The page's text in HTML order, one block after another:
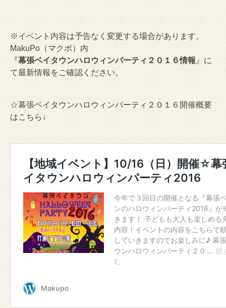
※イベント内容は予告なく変更する場合があります。
MakuPo（マクポ）内
『幕張ベイタウンハロウィンパーティ２０１６情報 』に
て最新情報をご確認ください。
☆幕張ベイタウンハロウィンパーティ２０１６開催概要
はこちら↓